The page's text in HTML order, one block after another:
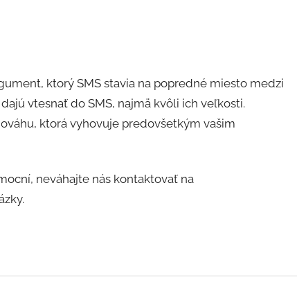
ktorý SMS stavia na popredné miesto medzi
vtesnať do SMS, najmä kvôli ich veľkosti.
ktorá vyhovuje predovšetkým vašim
neváhajte nás kontaktovať na